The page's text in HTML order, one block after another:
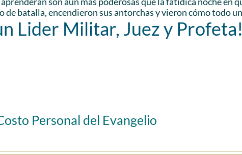
de batalla, encendieron sus antorchas y vieron cómo todo
Lider Militar, Juez y Profeta!
Personal del Evangelio